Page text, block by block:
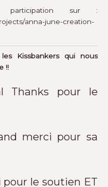
sur :
anna-june-creation-
Kissbankers qui nous
!!
Thanks pour le
merci pour sa
le soutien ET